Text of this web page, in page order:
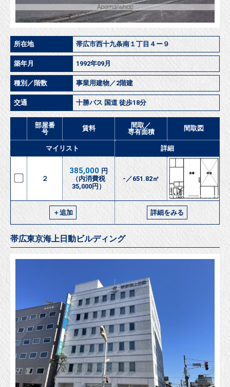
所在地 帯広市西十九条南１丁目４ー９
築年月 1992年09月
種別／階数 事業用建物／2階建
交通 十勝バス 国道 徒歩18分
部屋番
号
賃料
間取／
専有面積
間取図
マイリスト 詳細
２
385,000 円
（内消費税
35,000円）
-／651.82㎡
＋追加 詳細をみる
帯広東京海上日動ビルディング